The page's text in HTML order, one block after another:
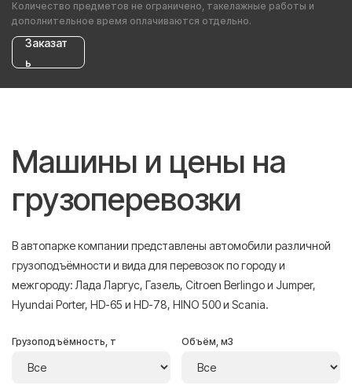
Количество предметов не ограничено, такелажные работы и
дополнительное время оплачиваются отдельно.
Заказат
ь
Машины и цены на
грузоперевозки
В автопарке компании представлены автомобили различной
грузоподъёмности и вида для перевозок по городу и
межгороду: Лада Ларгус, Газель, Citroen Berlingo и Jumper,
Hyundai Porter, HD-65 и HD-78, HINO 500 и Scania.
Грузоподъёмность, т Объём, м3